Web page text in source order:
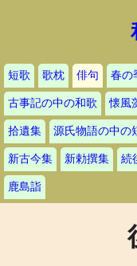
短歌 歌枕 俳句 春の
古事記の中の和歌 懐風
拾遺集 源氏物語の中の
新古今集 新勅撰集 続
鹿島詣